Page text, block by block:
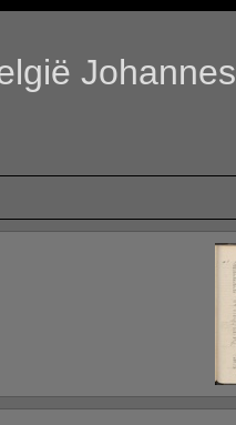
Johannes